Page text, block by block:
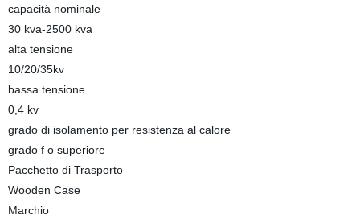
capacità nominale
30 kva-2500 kva
alta tensione
10/20/35kv
bassa tensione
0,4 kv
grado di isolamento per resistenza al calore
grado f o superiore
Pacchetto di Trasporto
Wooden Case
Marchio